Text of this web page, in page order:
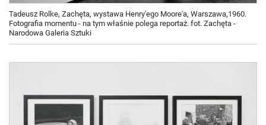
Tadeusz Rolke, Zachęta, wystawa Henry'ego Moore'a, Warszawa,1960.
Fotografia momentu - na tym właśnie polega reportaż. fot. Zachęta -
Narodowa Galeria Sztuki